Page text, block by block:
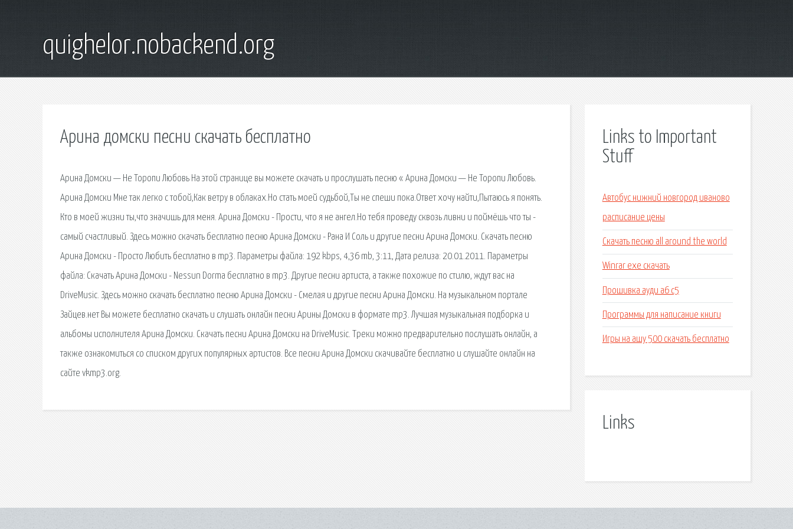
quighelor.nobackend.org
Арина домски песни скачать бесплатно
Арина Домски — Не Торопи Любовь На этой странице вы можете скачать и прослушать песню « Арина Домски — Не Торопи Любовь.
Арина Домски Мне так легко с тобой,Как ветру в облаках.Но стать моей судьбой,Ты не спеши пока.Ответ хочу найти,Пытаюсь я понять.
Кто в моей жизни ты,что значишь для меня. Арина Домски - Прости, что я не ангел.Но тебя проведу сквозь ливни и поймёшь что ты -
самый счастливый. Здесь можно скачать бесплатно песню Арина Домски - Рана И Соль и другие песни Арина Домски. Скачать песню
Арина Домски - Просто Любить бесплатно в mp3. Параметры файла: 192 kbps, 4,36 mb, 3:11, Дата релиза: 20.01.2011. Параметры
файла: Скачать Арина Домски - Nessun Dorma бесплатно в mp3. Другие песни артиста, а также похожие по стилю, ждут вас на
DriveMusic. Здесь можно скачать бесплатно песню Арина Домски - Смелая и другие песни Арина Домски. На музыкальном портале
Зайцев.нет Вы можете бесплатно скачать и слушать онлайн песни Арины Домски в формате mp3. Лучшая музыкальная подборка и
альбомы исполнителя Арина Домски. Скачать песни Арина Домски на DriveMusic. Треки можно предварительно послушать онлайн, а
также ознакомиться со списком других популярных артистов. Все песни Арина Домски скачивайте бесплатно и слушайте онлайн на
сайте vkmp3.org.
Links to Important
Stuff
Автобус нижний новгород иваново
расписание цены
Скачать песню all around the world
Winrar exe скачать
Прошивка ауди а6 с5
Программы для написание книги
Игры на ашу 500 скачать бесплатно
Links